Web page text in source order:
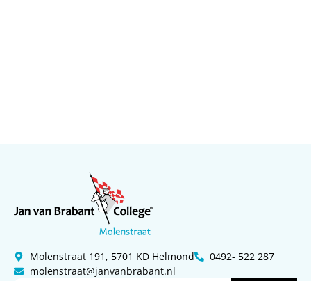
Molenstraat 191, 5701 KD Helmond
0492- 522 287
molenstraat@janvanbrabant.nl